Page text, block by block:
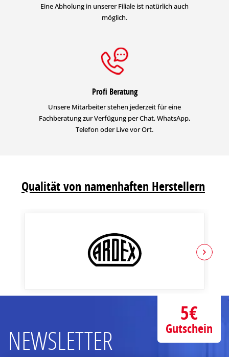
Eine Abholung in unserer Filiale ist natürlich auch
möglich.
Profi Beratung
Unsere Mitarbeiter stehen jederzeit für eine
Fachberatung zur Verfügung per Chat, WhatsApp,
Telefon oder Live vor Ort.
Qualität von namenhaften Herstellern
NEWSLETTER
5€
Gutschein